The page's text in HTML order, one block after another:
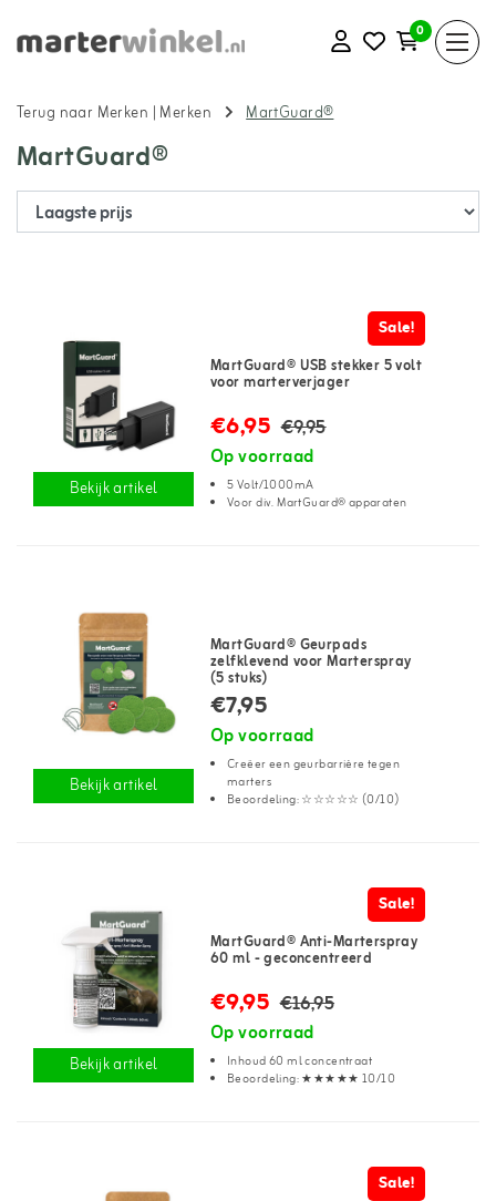
0
Terug naar Merken | Merken MartGuard®
MartGuard®
Bekijk artikel
Sale!
MartGuard® USB stekker 5 volt
voor marterverjager
€6,95 €9,95
Op voorraad
5 Volt/1000mA
Voor div. MartGuard® apparaten
Bekijk artikel
MartGuard® Geurpads
zelfklevend voor Marterspray
(5 stuks)
€7,95
Op voorraad
Creëer een geurbarrière tegen
marters
Beoordeling: ☆☆☆☆☆ (0/10)
Bekijk artikel
Sale!
MartGuard® Anti-Marterspray
60 ml - geconcentreerd
€9,95 €16,95
Op voorraad
Inhoud 60 ml concentraat
Beoordeling: ★★★★★ 10/10
Sale!